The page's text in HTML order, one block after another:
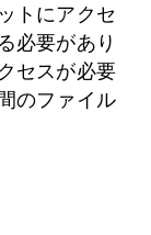
トにアクセ
必要があり
セスが必要
のファイル